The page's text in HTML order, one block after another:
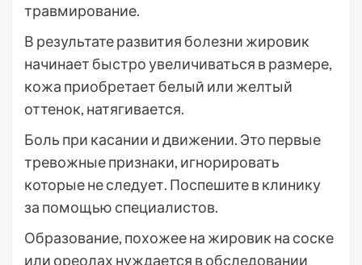
травмирование.
В результате развития болезни жировик
начинает быстро увеличиваться в размере,
кожа приобретает белый или желтый
оттенок, натягивается.
Боль при касании и движении. Это первые
тревожные признаки, игнорировать
которые не следует. Поспешите в клинику
за помощью специалистов.
Образование, похожее на жировик на соске
или ореолах нуждается в обследовании